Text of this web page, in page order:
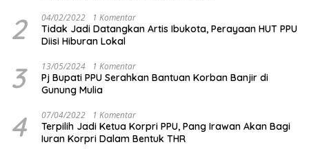
2 04/02/2022 1 Komentar
Tidak Jadi Datangkan Artis Ibukota, Perayaan HUT PPU
Diisi Hiburan Lokal
3 13/05/2024 1 Komentar
Pj Bupati PPU Serahkan Bantuan Korban Banjir di
Gunung Mulia
4 07/04/2022 1 Komentar
Terpilih Jadi Ketua Korpri PPU, Pang Irawan Akan Bagi
Iuran Korpri Dalam Bentuk THR